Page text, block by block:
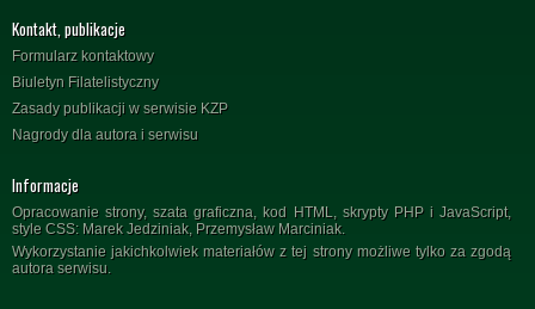
Kontakt, publikacje
Formularz kontaktowy
Biuletyn Filatelistyczny
Zasady publikacji w serwisie KZP
Nagrody dla autora i serwisu
Informacje
Opracowanie strony, szata graficzna, kod HTML, skrypty PHP i JavaScript,
style CSS: Marek Jedziniak, Przemysław Marciniak.
Wykorzystanie jakichkolwiek materiałów z tej strony możliwe tylko za zgodą
autora serwisu.